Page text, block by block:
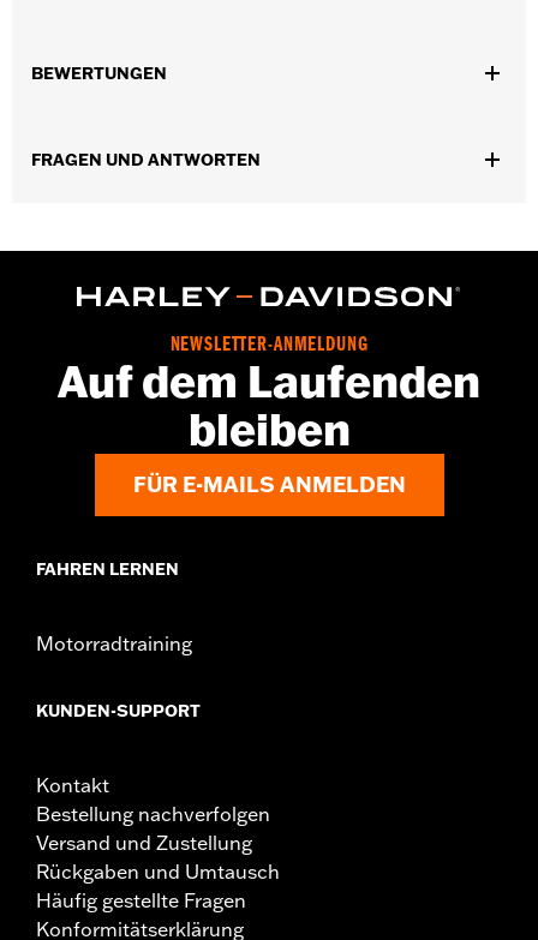
GARANTIE:2 Jahre beschränkte Garantie – Auf
Dimension Description:Glasbreite: 65 / Stegbreite: 15 /
BEWERTUNGEN
FRAGEN UND ANTWORTEN
NEWSLETTER-ANMELDUNG
Auf dem Laufenden
bleiben
FÜR E-MAILS ANMELDEN
FAHREN LERNEN
Motorradtraining
KUNDEN-SUPPORT
Kontakt
Bestellung nachverfolgen
Versand und Zustellung
Rückgaben und Umtausch
Häufig gestellte Fragen
Konformitätserklärung